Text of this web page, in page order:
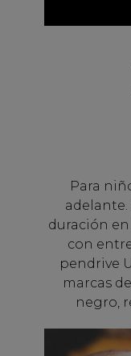
Para
adelante.
duración
con
pendrive
marcas
negro,